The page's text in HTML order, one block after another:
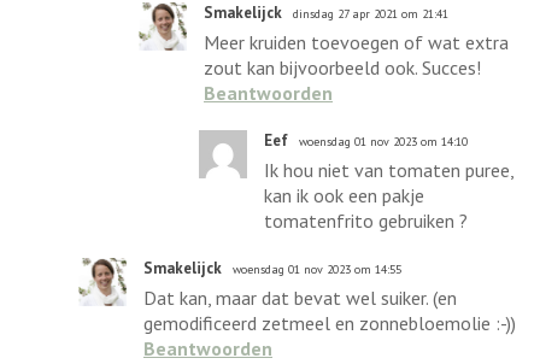
Smakelijck dinsdag 27 apr 2021 om 21:41
Meer kruiden toevoegen of wat extra
zout kan bijvoorbeeld ook. Succes!
Beantwoorden
Eef woensdag 01 nov 2023 om 14:10
Ik hou niet van tomaten puree,
kan ik ook een pakje
tomatenfrito gebruiken ?
Smakelijck woensdag 01 nov 2023 om 14:55
Dat kan, maar dat bevat wel suiker. (en
gemodificeerd zetmeel en zonnebloemolie :-))
Beantwoorden